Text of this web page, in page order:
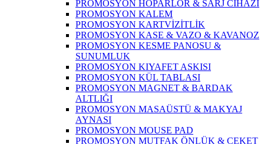
PROMOSYON HOPARLÖR & SARJ CİHAZI
PROMOSYON KALEM
PROMOSYON KARTVİZİTLİK
PROMOSYON KASE & VAZO & KAVANOZ
PROMOSYON KESME PANOSU &
SUNUMLUK
PROMOSYON KIYAFET ASKISI
PROMOSYON KÜL TABLASI
PROMOSYON MAGNET & BARDAK
ALTLIĞI
PROMOSYON MASAÜSTÜ & MAKYAJ
AYNASI
PROMOSYON MOUSE PAD
PROMOSYON MUTFAK ÖNLÜK & CEKET